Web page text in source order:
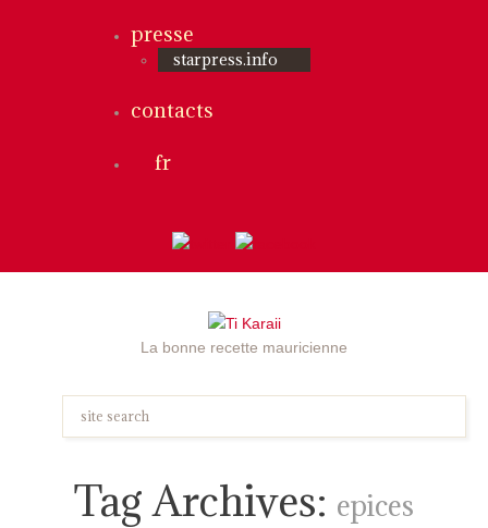
presse
starpress.info
contacts
fr
La bonne recette mauricienne
Tag Archives: epices